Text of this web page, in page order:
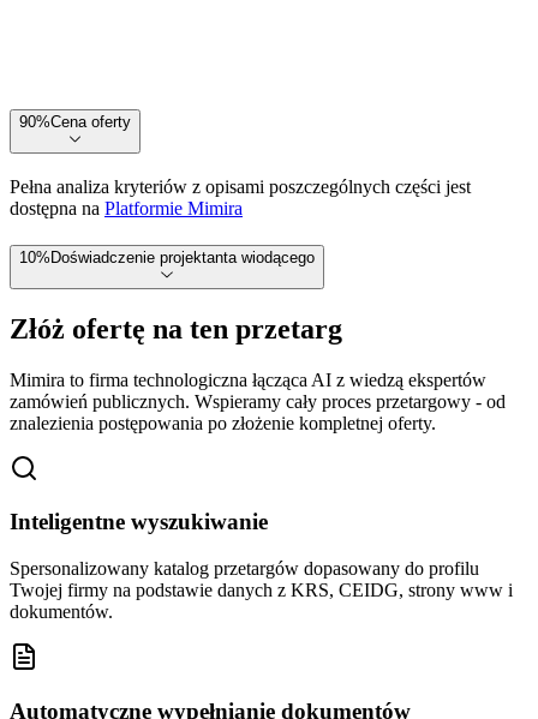
90%Cena oferty
Pełna analiza kryteriów z opisami poszczególnych części jest
dostępna na Platformie Mimira
10%Doświadczenie projektanta wiodącego
Złóż ofertę na ten przetarg
Mimira to firma technologiczna łącząca AI z wiedzą ekspertów
zamówień publicznych. Wspieramy cały proces przetargowy - od
znalezienia postępowania po złożenie kompletnej oferty.
Inteligentne wyszukiwanie
Spersonalizowany katalog przetargów dopasowany do profilu
Twojej firmy na podstawie danych z KRS, CEIDG, strony www i
dokumentów.
Automatyczne wypełnianie dokumentów